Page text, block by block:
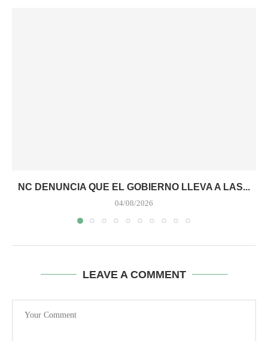
NC DENUNCIA QUE EL GOBIERNO LLEVA A LAS...
04/08/2026
LEAVE A COMMENT